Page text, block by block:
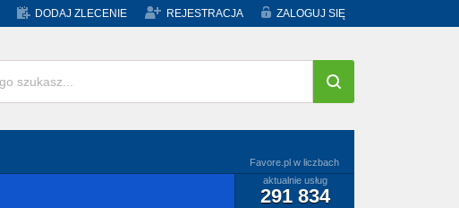
DODAJ ZLECENIE REJESTRACJA ZALOGUJ SIĘ
Favore.pl w liczbach
aktualnie usług
291 834